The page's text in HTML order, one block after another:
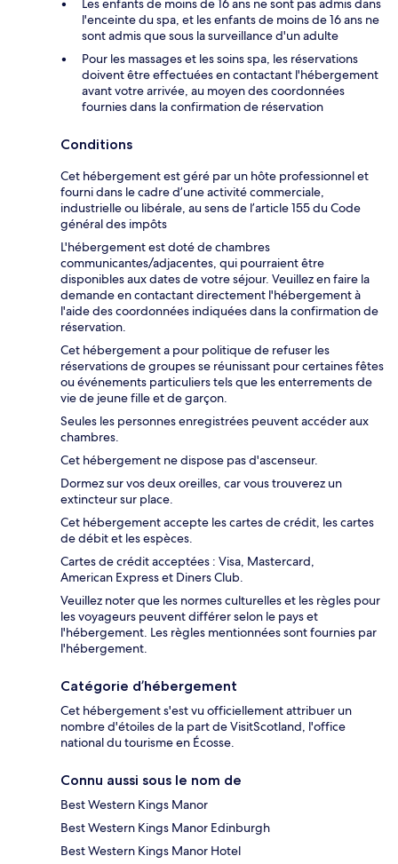
Les enfants de moins de 16 ans ne sont pas admis dans
l'enceinte du spa, et les enfants de moins de 16 ans ne
sont admis que sous la surveillance d'un adulte
Pour les massages et les soins spa, les réservations
doivent être effectuées en contactant l'hébergement
avant votre arrivée, au moyen des coordonnées
fournies dans la confirmation de réservation
Conditions
Cet hébergement est géré par un hôte professionnel et
fourni dans le cadre d’une activité commerciale,
industrielle ou libérale, au sens de l’article 155 du Code
général des impôts
L'hébergement est doté de chambres
communicantes/adjacentes, qui pourraient être
disponibles aux dates de votre séjour. Veuillez en faire la
demande en contactant directement l'hébergement à
l'aide des coordonnées indiquées dans la confirmation de
réservation.
Cet hébergement a pour politique de refuser les
réservations de groupes se réunissant pour certaines fêtes
ou événements particuliers tels que les enterrements de
vie de jeune fille et de garçon.
Seules les personnes enregistrées peuvent accéder aux
chambres.
Cet hébergement ne dispose pas d'ascenseur.
Dormez sur vos deux oreilles, car vous trouverez un
extincteur sur place.
Cet hébergement accepte les cartes de crédit, les cartes
de débit et les espèces.
Cartes de crédit acceptées : Visa, Mastercard,
American Express et Diners Club.
Veuillez noter que les normes culturelles et les règles pour
les voyageurs peuvent différer selon le pays et
l'hébergement. Les règles mentionnées sont fournies par
l'hébergement.
Catégorie d’hébergement
Cet hébergement s'est vu officiellement attribuer un
nombre d'étoiles de la part de VisitScotland, l'office
national du tourisme en Écosse.
Connu aussi sous le nom de
Best Western Kings Manor
Best Western Kings Manor Edinburgh
Best Western Kings Manor Hotel